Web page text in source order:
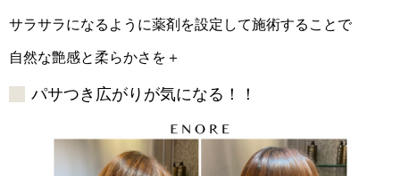
サラサラになるように薬剤を設定して施術することで
自然な艶感と柔らかさを＋
パサつき広がりが気になる！！